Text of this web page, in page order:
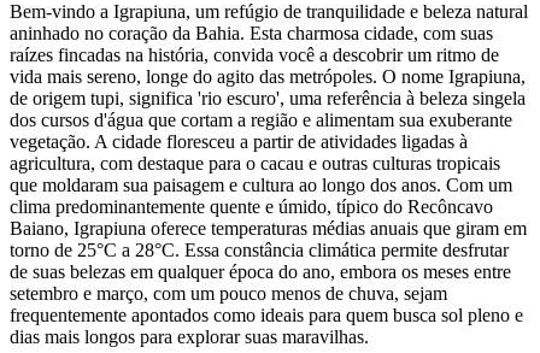
Bem-vindo a Igrapiuna, um refúgio de tranquilidade e beleza natural
aninhado no coração da Bahia. Esta charmosa cidade, com suas
raízes fincadas na história, convida você a descobrir um ritmo de
vida mais sereno, longe do agito das metrópoles. O nome Igrapiuna,
de origem tupi, significa 'rio escuro', uma referência à beleza singela
dos cursos d'água que cortam a região e alimentam sua exuberante
vegetação. A cidade floresceu a partir de atividades ligadas à
agricultura, com destaque para o cacau e outras culturas tropicais
que moldaram sua paisagem e cultura ao longo dos anos. Com um
clima predominantemente quente e úmido, típico do Recôncavo
Baiano, Igrapiuna oferece temperaturas médias anuais que giram em
torno de 25°C a 28°C. Essa constância climática permite desfrutar
de suas belezas em qualquer época do ano, embora os meses entre
setembro e março, com um pouco menos de chuva, sejam
frequentemente apontados como ideais para quem busca sol pleno e
dias mais longos para explorar suas maravilhas.